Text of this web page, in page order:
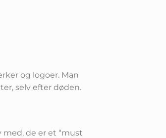
og logoer. Man
selv efter døden.
de er et “must